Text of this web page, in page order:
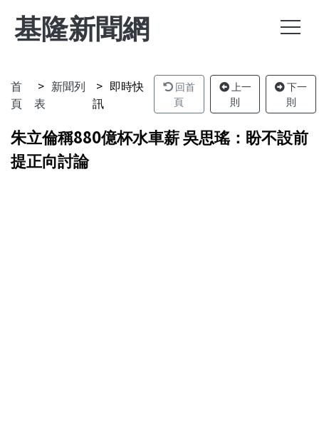
基隆新聞網
首
頁
新聞列
表
即時快
訊
回首
頁
上一
則
下一
則
朱立倫稱880億杯水車薪 吳思瑤：盼不設前
提正向討論